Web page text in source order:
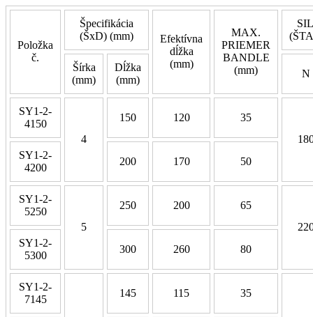
Položka
č.
Špecifikácia
(ŠxD) (mm)
Efektívna
dĺžka
(mm)
MAX.
PRIEMER
BANDLE
(mm)
Šírka
(mm)
Dĺžka
(mm)
N
SY1-2-
4150
4
150 120
35
SY1-2-
4200
200 170 50
SY1-2-
5250
5
250 200
65
SY1-2-
5300
300 260 80
SY1-2-
7145
145 115 35